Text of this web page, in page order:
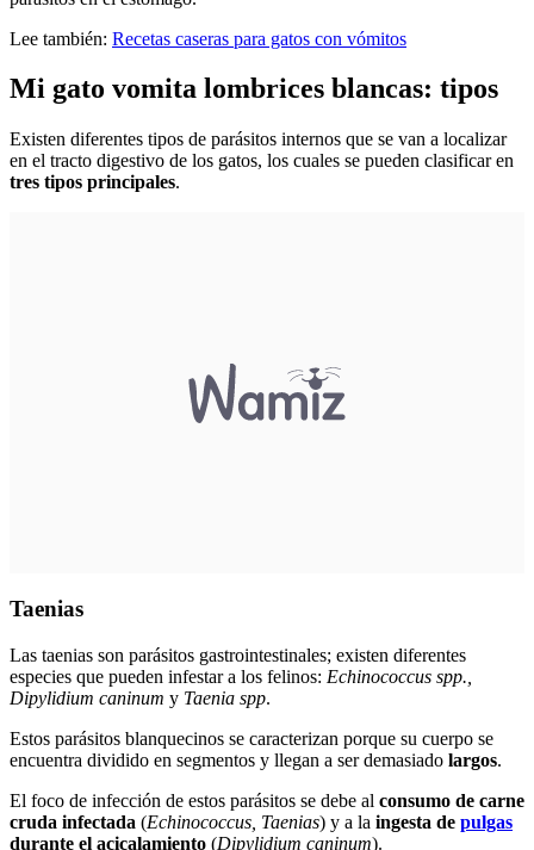
Lee también: Recetas caseras para gatos con vómitos
Mi gato vomita lombrices blancas: tipos
Existen diferentes tipos de parásitos internos que se van a localizar
en el tracto digestivo de los gatos, los cuales se pueden clasificar en
tres tipos principales.
Taenias
Las taenias son parásitos gastrointestinales; existen diferentes
especies que pueden infestar a los felinos: Echinococcus spp.,
Dipylidium caninum y Taenia spp.
Estos parásitos blanquecinos se caracterizan porque su cuerpo se
encuentra dividido en segmentos y llegan a ser demasiado largos.
El foco de infección de estos parásitos se debe al consumo de carne
cruda infectada (Echinococcus, Taenias) y a la ingesta de pulgas
durante el acicalamiento (Dipylidium caninum).